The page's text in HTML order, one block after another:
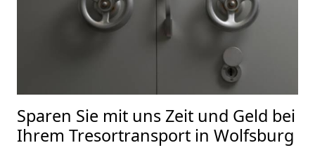
Sparen Sie mit uns Zeit und Geld bei
Ihrem Tresortransport in Wolfsburg